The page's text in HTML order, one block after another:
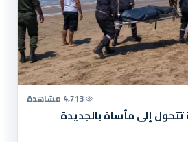
4,713 مشاهدة
تتحول إلى مأساة بالجديدة